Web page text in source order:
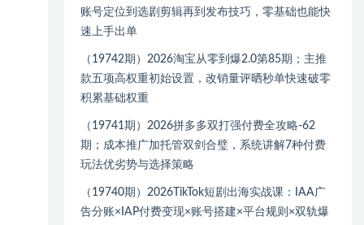
账号定位到选剧剪辑再到发布技巧，零基础也能快
速上手出单
（19742期）2026淘宝从零到爆2.0第85期；主推
款五项高权重初始设置，改销量评晒秒单快速破零
积累基础权重
（19741期）2026拼多多双打强付费全攻略-62
期；成本推广加托管双剑合璧，系统讲解7种付费
玩法优劣势与选择策略
（19740期）2026TikTok短剧出海实战课：IAA广
告分账×IAP付费变现×账号搭建×平台规则×双轨爆